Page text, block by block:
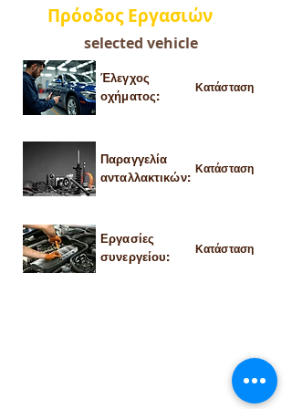
Πρόοδος Εργασιών
selected vehicle
Έλεγχος
οχήματος:
Κατάσταση
Παραγγελία
ανταλλακτικών: Κατάσταση
Εργασίες
συνεργείου:
Κατάσταση